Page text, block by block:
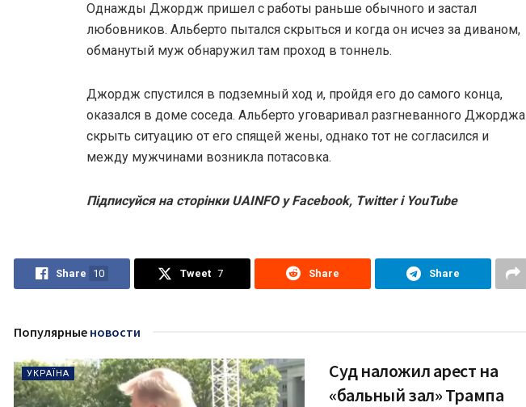
Однажды Джордж пришел с работы раньше обычного и застал
любовников. Альберто пытался скрыться и когда он исчез за диваном,
обманутый муж обнаружил там проход в тоннель.
Джордж спустился в подземный ход и, пройдя его до самого конца,
оказался в доме соседа. Альберто уговаривал разгневанного Джорджа
скрыть ситуацию от его спящей жены, однако тот не согласился и
между мужчинами возникла потасовка.
Підписуйся на сторінки UAINFO у Facebook, Twitter і YouTube
Share 10 Tweet 7 Share Share
Популярные новости
УКРАЇНА
Суд наложил арест на
«бальный зал» Трампа